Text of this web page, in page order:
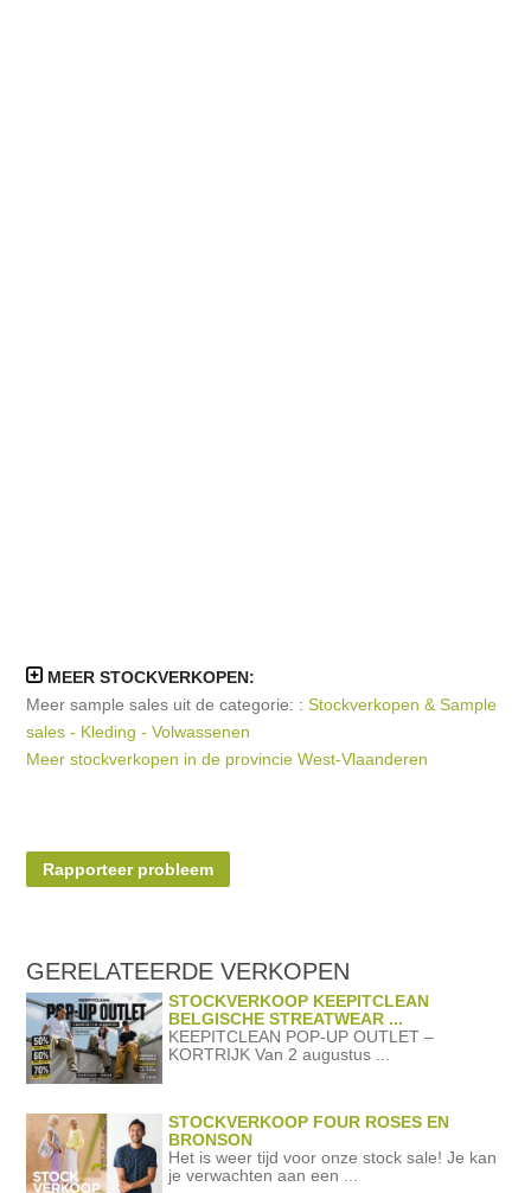
MEER STOCKVERKOPEN:
Meer sample sales uit de categorie: :Stockverkopen & Sample
sales - Kleding - Volwassenen
Meer stockverkopen in de provincie West-Vlaanderen
Rapporteer probleem
GERELATEERDEVERKOPEN
STOCKVERKOOP KEEPITCLEAN
BELGISCHE STREATWEAR ...
KEEPITCLEAN POP-UP OUTLET –
KORTRIJK Van 2 augustus ...
STOCKVERKOOP FOUR ROSES EN
BRONSON
Het is weer tijd voor onze stock sale! Je kan
je verwachten aan een ...